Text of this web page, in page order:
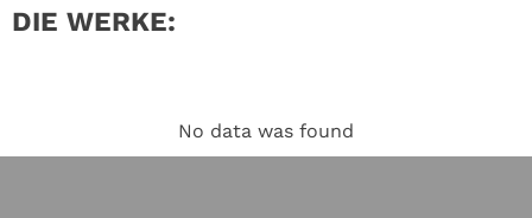
DIE WERKE:
No data was found